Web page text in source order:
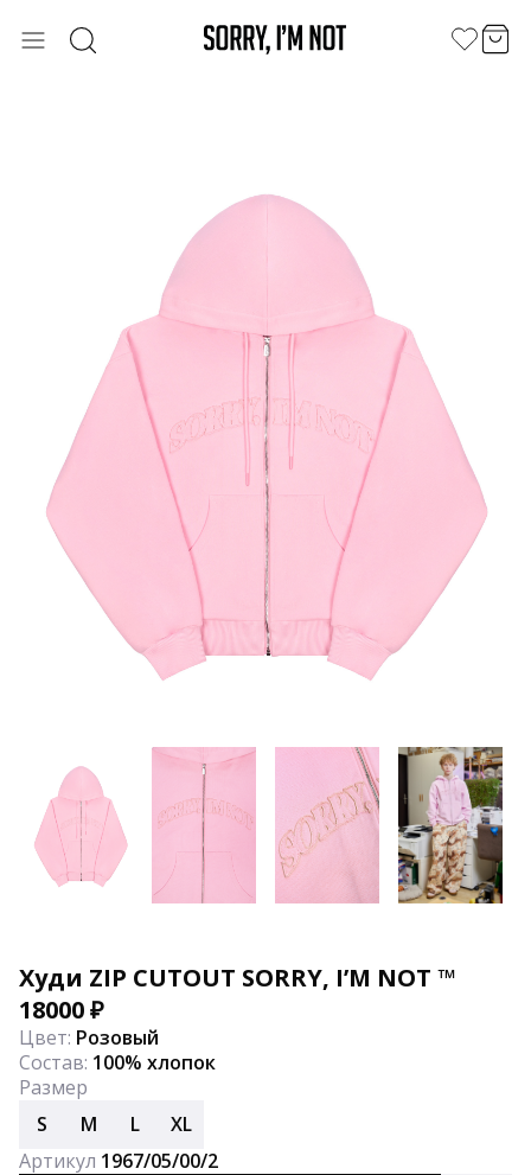
Худи ZIP CUTOUT SORRY, I’M NOT ™
18000₽
Цвет: Розовый
Состав: 100% хлопок
Размер
S
M L
XL
Артикул 1967/05/00/2